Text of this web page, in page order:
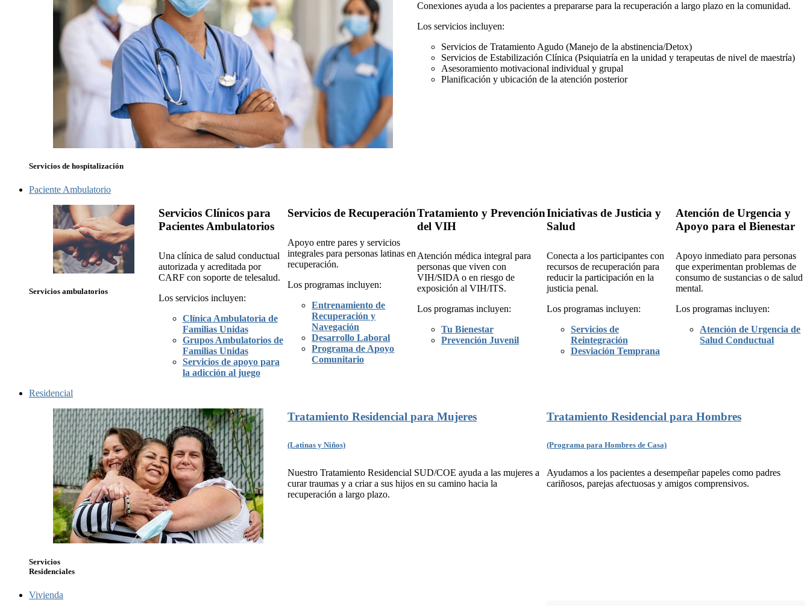
Servicios de hospitalización
Conexiones ayuda a los pacientes a prepararse para la recuperación a largo plazo en la comunidad.
Los servicios incluyen:
Servicios de Tratamiento Agudo (Manejo de la abstinencia/Detox)
Servicios de Estabilización Clínica (Psiquiatría en la unidad y terapeutas de nivel de maestría)
Asesoramiento motivacional individual y grupal
Planificación y ubicación de la atención posterior
Paciente Ambulatorio
Servicios ambulatorios
Servicios Clínicos para
Pacientes Ambulatorios
Una clínica de salud conductual
autorizada y acreditada por
CARF con soporte de telesalud.
Los servicios incluyen:
Clínica Ambulatoria de
Familias Unidas
Grupos Ambulatorios de
Familias Unidas
Servicios de apoyo para
la adicción al juego
Servicios de Recuperación
Apoyo entre pares y servicios
integrales para personas latinas en
recuperación.
Los programas incluyen:
Entrenamiento de
Recuperación y
Navegación
Desarrollo Laboral
Programa de Apoyo
Comunitario
Tratamiento y Prevención
del VIH
Atención médica integral para
personas que viven con
VIH/SIDA o en riesgo de
exposición al VIH/ITS.
Los programas incluyen:
Tu Bienestar
Prevención Juvenil
Iniciativas de Justicia y
Salud
Conecta a los participantes con
recursos de recuperación para
reducir la participación en la
justicia penal.
Los programas incluyen:
Servicios de
Reintegración
Desviación Temprana
Atención de Urgencia y
Apoyo para el Bienestar
Apoyo inmediato para personas
que experimentan problemas de
consumo de sustancias o de salud
mental.
Los programas incluyen:
Atención de Urgencia de
Salud Conductual
Residencial
Servicios
Residenciales
Tratamiento Residencial para Mujeres
(Latinas y Niños)
Nuestro Tratamiento Residencial SUD/COE ayuda a las mujeres a
curar traumas y a criar a sus hijos en su camino hacia la
recuperación a largo plazo.
Tratamiento Residencial para Hombres
(Programa para Hombres de Casa)
Ayudamos a los pacientes a desempeñar papeles como padres
cariñosos, parejas afectuosas y amigos comprensivos.
Vivienda